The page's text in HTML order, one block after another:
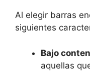
Al elegir barras
siguientes
Bajo
aquellas